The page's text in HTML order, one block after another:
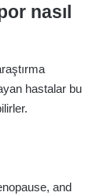
nasıl
hastalar bu
and